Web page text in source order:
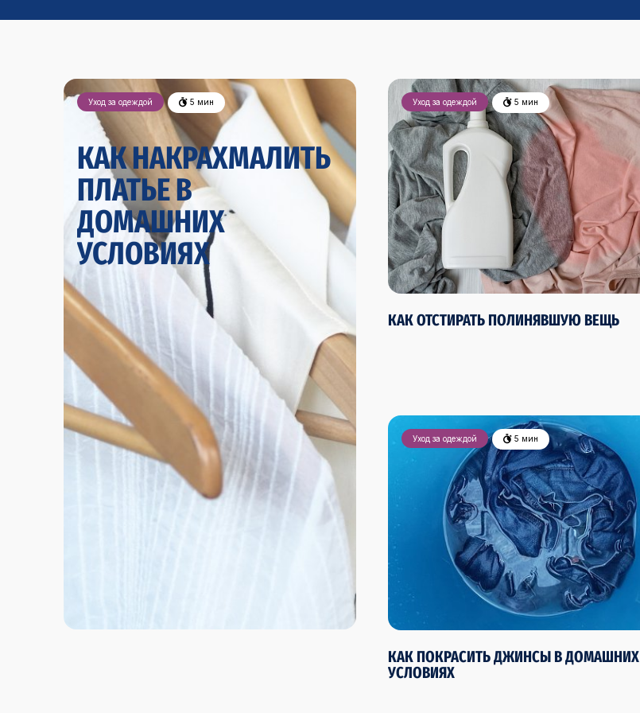
Уход за одеждой 5 мин
КАК НАКРАХМАЛИТЬ
ПЛАТЬЕ В
ДОМАШНИХ
УСЛОВИЯХ
Уход за одеждой 5 мин
КАК ОТСТИРАТЬ ПОЛИНЯВШУЮ ВЕЩЬ
Уход за одеждой 5 мин
КАК ПОКРАСИТЬ ДЖИНСЫ В ДОМАШНИХ
УСЛОВИЯХ